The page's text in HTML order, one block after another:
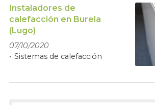
Instaladores de
calefacción en Burela
(Lugo)
07/10/2020
Sistemas de calefacción